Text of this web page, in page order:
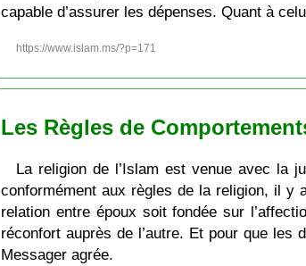
capable d’assurer les dépenses. Quant à
https://www.islam.ms/?p=171
Les Règles de
La religion de l’Islam est venue avec la
conformément aux règles de la religion, il y
relation entre époux soit fondée sur
réconfort auprès de l’autre. Et pour que les
Messager agrée.